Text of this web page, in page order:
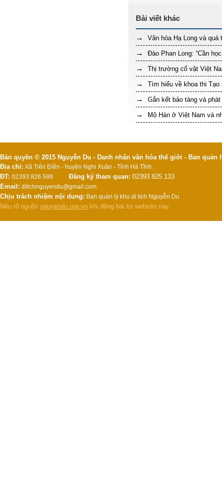
Văn hóa Hạ Long và
Đào Phan Long: “Cần
Thị trường cổ vật Việt
Tìm hiểu về khoa thi
Gắn kết bảo tàng và
Mộ Hán ở Việt Nam và
Bản quyền © 2015 Nguyễn Du - Danh nhân văn hóa thế giới - Ban
Địa chỉ: Xã Tiên Điền - huyện Nghi Xuân - Tỉnh Hà Tĩnh.
ĐT: 02393 826 599 Đăng ký tham quan: 02393 825 133
Email: ditichnguyendu@gmail.com
Chịu trách nhiệm nội dung: Ban quản lý khu di tích Nguyễn Du
Nêu rõ nguồn nguyendu.org.vn khi đăng bài từ website này.